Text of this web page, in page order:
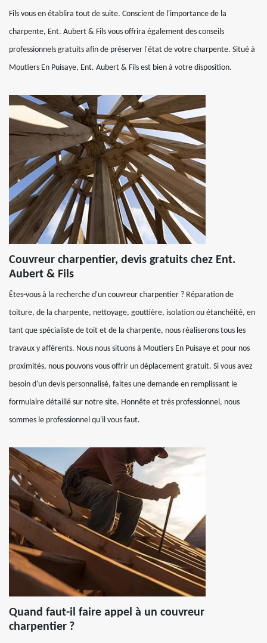
Fils vous en établira tout de suite. Conscient de l'importance de la
charpente, Ent. Aubert & Fils vous offrira également des conseils
professionnels gratuits afin de préserver l'état de votre charpente. Situé à
Moutiers En Puisaye, Ent. Aubert & Fils est bien à votre disposition.
Couvreur charpentier, devis gratuits chez Ent.
Aubert & Fils
Êtes-vous à la recherche d'un couvreur charpentier ? Réparation de
toiture, de la charpente, nettoyage, gouttière, isolation ou étanchéité, en
tant que spécialiste de toit et de la charpente, nous réaliserons tous les
travaux y afférents. Nous nous situons à Moutiers En Puisaye et pour nos
proximités, nous pouvons vous offrir un déplacement gratuit. Si vous avez
besoin d'un devis personnalisé, faites une demande en remplissant le
formulaire détaillé sur notre site. Honnête et très professionnel, nous
sommes le professionnel qu'il vous faut.
Quand faut-il faire appel à un couvreur
charpentier ?